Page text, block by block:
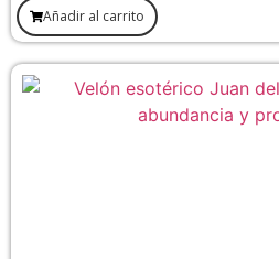
Añadir al carrito